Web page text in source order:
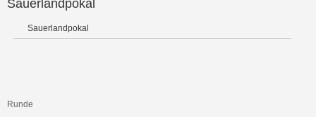
Sauerlandpokal
Sauerlandpokal
Runde